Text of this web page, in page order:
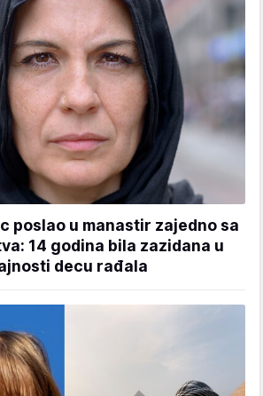
poslao u manastir zajedno sa
14 godina bila zazidana u
decu rađala